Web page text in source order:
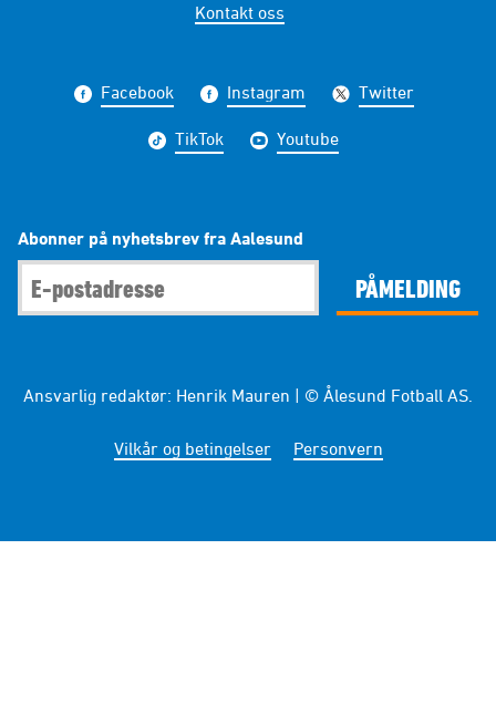
Kontakt oss
Facebook Instagram Twitter
TikTok Youtube
Abonner på nyhetsbrev fra Aalesund
PÅMELDING
Ansvarlig redaktør: Henrik Mauren | © Ålesund Fotball AS.
Vilkår og betingelser Personvern